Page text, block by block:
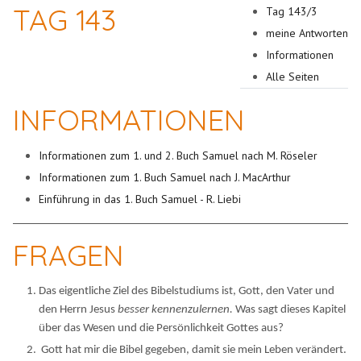
Tag 143/3
meine Antworten
Informationen
Alle Seiten
TAG 143
INFORMATIONEN
Informationen zum 1. und 2. Buch Samuel nach M. Röseler
Informationen zum 1. Buch Samuel nach J. MacArthur
Einführung in das 1. Buch Samuel - R. Liebi
FRAGEN
Das eigentliche Ziel des Bibelstudiums ist, Gott, den Vater und
den Herrn Jesusbesser kennenzulernen. Was sagt dieses Kapitel
über das Wesen und die Persönlichkeit Gottes aus?
Gott hat mir die Bibel gegeben, damit sie mein Leben verändert.